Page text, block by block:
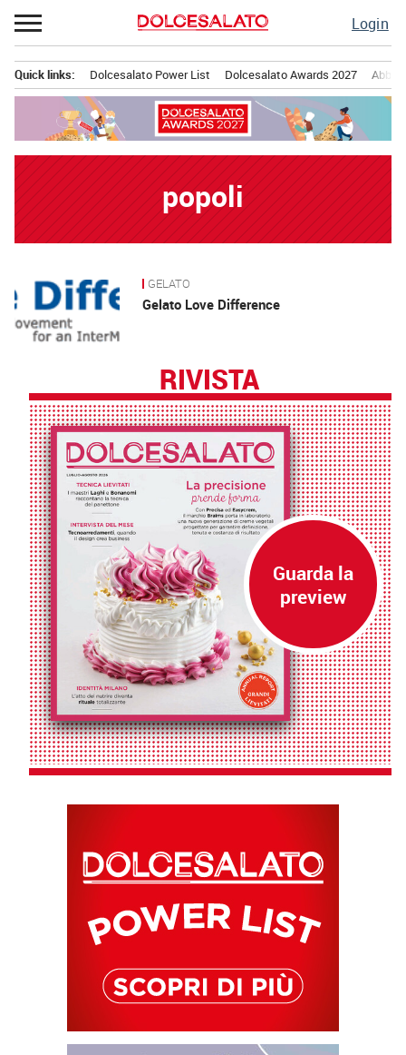
Passa
al
Login
principale
Quick links: Dolcesalato Power List Dolcesalato Awards 2027
popoli
News GELATO
Gelato Love Difference
RIVISTA